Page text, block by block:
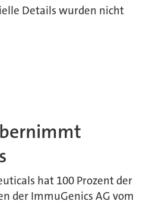
Details wurden nicht
hat 100 Prozent der
der ImmuGenics AG vom